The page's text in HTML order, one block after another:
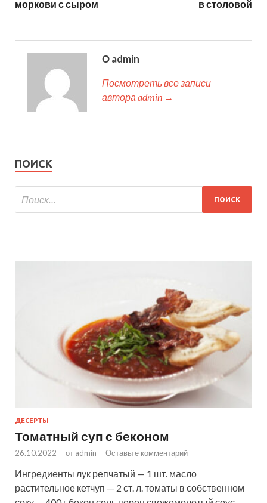
моркови с сыром
в столовой
О admin
Посмотреть все записи
автора admin →
ПОИСК
ДЕСЕРТЫ
Томатный суп с беконом
26.10.2022 - от admin - Оставьте комментарий
Ингредиенты лук репчатый — 1 шт. масло
растительное кетчуп — 2 ст. л. томаты в собственном